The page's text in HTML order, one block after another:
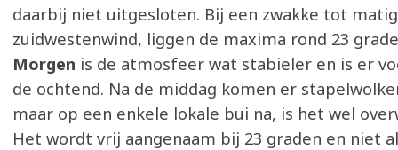
daarbij niet uitgesloten. Bij een zwakke tot
zuidwestenwind, liggen de maxima rond 23
Morgen is de atmosfeer wat stabieler en is er
de ochtend. Na de middag komen er
maar op een enkele lokale bui na, is het wel
Het wordt vrij aangenaam bij 23 graden en niet